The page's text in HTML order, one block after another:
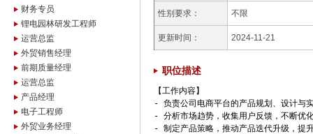
财务专员
锂电园林研发工程师
运营总监
外贸销售经理
前期质量经理
运营总监
产品经理
电子工程师
外贸业务经理
性别要求： 不限
更新时间： 2024-11-21
职位描述
【工作内容】
- 负责公司电商平台的产品规划、设计与
- 分析市场趋势，收集用户反馈，不断优
- 制定产品策略，推动产品迭代升级，提